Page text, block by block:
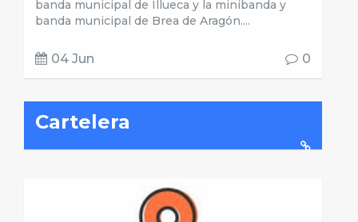
banda municipal de Illueca y la minibanda y
banda municipal de Brea de Aragón....
04 Jun 0
Cartelera